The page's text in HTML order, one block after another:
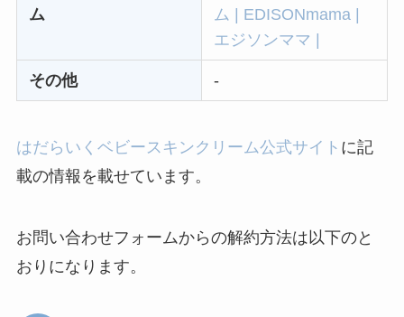
る方法ある？
ニューZの解約まと
め！電話が繋がらな
い時の裏ワザ
ム
ム | EDISONmama |
エジソンママ |
その他 -
はだらいくベビースキンクリーム公式サイト に記
載の情報を載せています。
お問い合わせフォームからの解約方法は以下のと
おりになります。